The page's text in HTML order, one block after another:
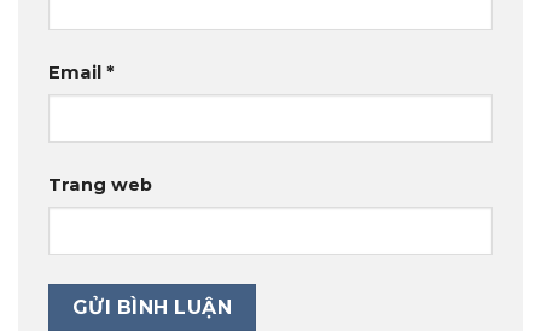
Email *
Trang web